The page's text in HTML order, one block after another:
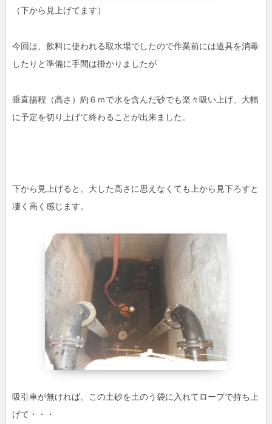
（下から見上げてます）
今回は、飲料に使われる取水場でしたので作業前には道具を消毒
したりと準備に手間は掛かりましたが
垂直揚程（高さ）約６ｍで水を含んだ砂でも楽々吸い上げ、大幅
に予定を切り上げて終わることが出来ました。
下から見上げると、大した高さに思えなくても上から見下ろすと
凄く高く感じます。
吸引車が無ければ、この土砂を土のう袋に入れてロープで持ち上
げて・・・